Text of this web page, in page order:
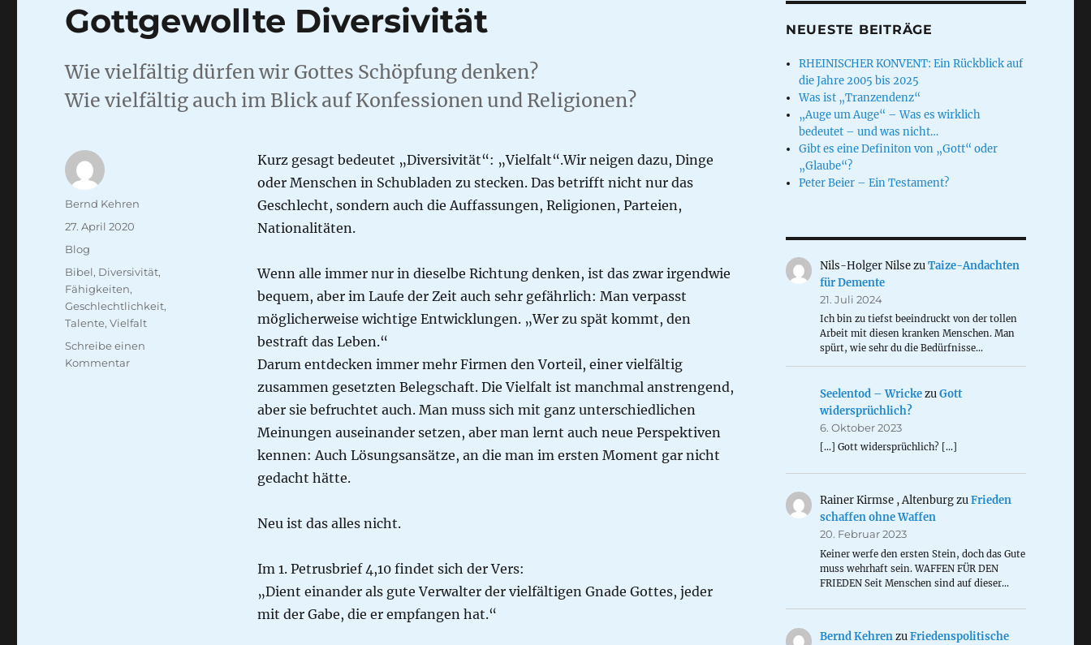
Gottgewollte Diversivität
Wie vielfältig dürfen wir Gottes Schöpfung denken?
Wie vielfältig auch im Blick auf Konfessionen und Religionen?
Kurz gesagt bedeutet „Diversivität“: „Vielfalt“.Wir neigen dazu, Dinge
oder Menschen in Schubladen zu stecken. Das betrifft nicht nur das
Geschlecht, sondern auch die Auffassungen, Religionen, Parteien,
Nationalitäten.
Wenn alle immer nur in dieselbe Richtung denken, ist das zwar irgendwie
bequem, aber im Laufe der Zeit auch sehr gefährlich: Man verpasst
möglicherweise wichtige Entwicklungen. „Wer zu spät kommt, den
bestraft das Leben.“
Darum entdecken immer mehr Firmen den Vorteil, einer vielfältig
zusammen gesetzten Belegschaft. Die Vielfalt ist manchmal anstrengend,
aber sie befruchtet auch. Man muss sich mit ganz unterschiedlichen
Meinungen auseinander setzen, aber man lernt auch neue Perspektiven
kennen: Auch Lösungsansätze, an die man im ersten Moment gar nicht
gedacht hätte.
Neu ist das alles nicht.
Im 1. Petrusbrief 4,10 findet sich der Vers:
„Dient einander als gute Verwalter der vielfältigen Gnade Gottes, jeder
mit der Gabe, die er empfangen hat.“
Autor
Bernd Kehren
Veröffentlicht
am
27. April 2020
Kategorien
Blog
Schlagwörter
Bibel, Diversivität,
Fähigkeiten,
Geschlechtlichkeit,
Talente,Vielfalt
Schreibe einen
Kommentarzu
NEUESTE BEITRÄGE
RHEINISCHER KONVENT: Ein Rückblick auf
die Jahre 2005 bis 2025
Was ist „Tranzendenz“
„Auge um Auge“ – Was es wirklich
bedeutet – und was nicht…
Gibt es eine Definiton von „Gott“ oder
„Glaube“?
Peter Beier – Ein Testament?
Nils-Holger NilsezuTaize-Andachten
für Demente
21. Juli 2024
Ich bin zu tiefst beeindruckt von der tollen
Arbeit mit diesen kranken Menschen. Man
spürt, wie sehr du die Bedürfnisse…
Seelentod – WrickezuGott
widersprüchlich?
6. Oktober 2023
[…] Gott widersprüchlich? […]
Rainer Kirmse , AltenburgzuFrieden
schaffen ohne Waffen
20. Februar 2023
Keiner werfe den ersten Stein, doch das Gute
muss wehrhaft sein. WAFFEN FÜR DEN
FRIEDEN Seit Menschen sind auf dieser…
Bernd KehrenzuFriedenspolitische